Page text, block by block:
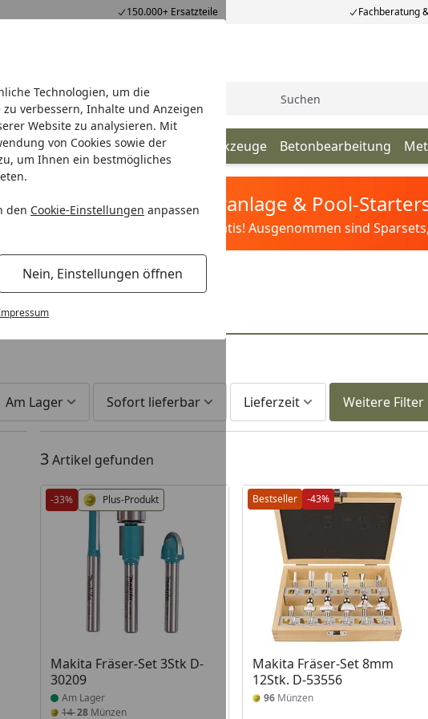
Technologien, um die
verbessern, Inhalte und Anzeigen
Website zu analysieren. Mit
von Cookies sowie der
um Ihnen ein bestmögliches
den Cookie-Einstellungen anpassen
Nein, Einstellungen öffnen
150.000+ Ersatzteile Fachberatung
Tricks Suche
& Laser Multifunktionswerkzeuge Betonbearbeitung
inkl. gratis Sandfilteranlage & Pool-
im Sorglos-Paket: Filter&Pflege gratis! Ausgenommen sind
Fräsen Fräsersets
Am Lager Sofort lieferbar Lieferzeit Weitere Filter
3Artikel gefunden
-33% Plus-Produkt
Makita Fräser-Set 3Stk D-
30209
Produkt am Lager
Am Lager
1428 Münzen
Bestseller -43%
Makita Fräser-Set 8mm
12Stk. D-53556
96 Münzen